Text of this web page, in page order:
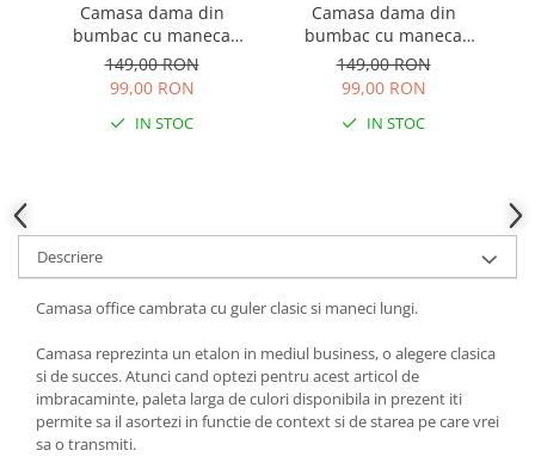
Camasa dama din
bumbac cu maneca
reglabila Elaine - Turcoaz
149,00 RON
99,00 RON
IN STOC
Camasa dama din
bumbac cu maneca
reglabila Elaine - Verde
149,00 RON
99,00 RON
IN STOC
Descriere
Camasa office cambrata cu guler clasic si maneci lungi.
Camasa reprezinta un etalon in mediul business, o alegere clasica
si de succes. Atunci cand optezi pentru acest articol de
imbracaminte, paleta larga de culori disponibila in prezent iti
permite sa il asortezi in functie de context si de starea pe care vrei
sa o transmiti.